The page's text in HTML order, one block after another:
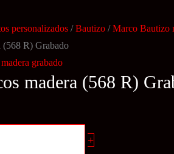
personalizados /Bautizo /Marco Bautizo
(568 R) Grabado
grabado
madera (568 R)
+